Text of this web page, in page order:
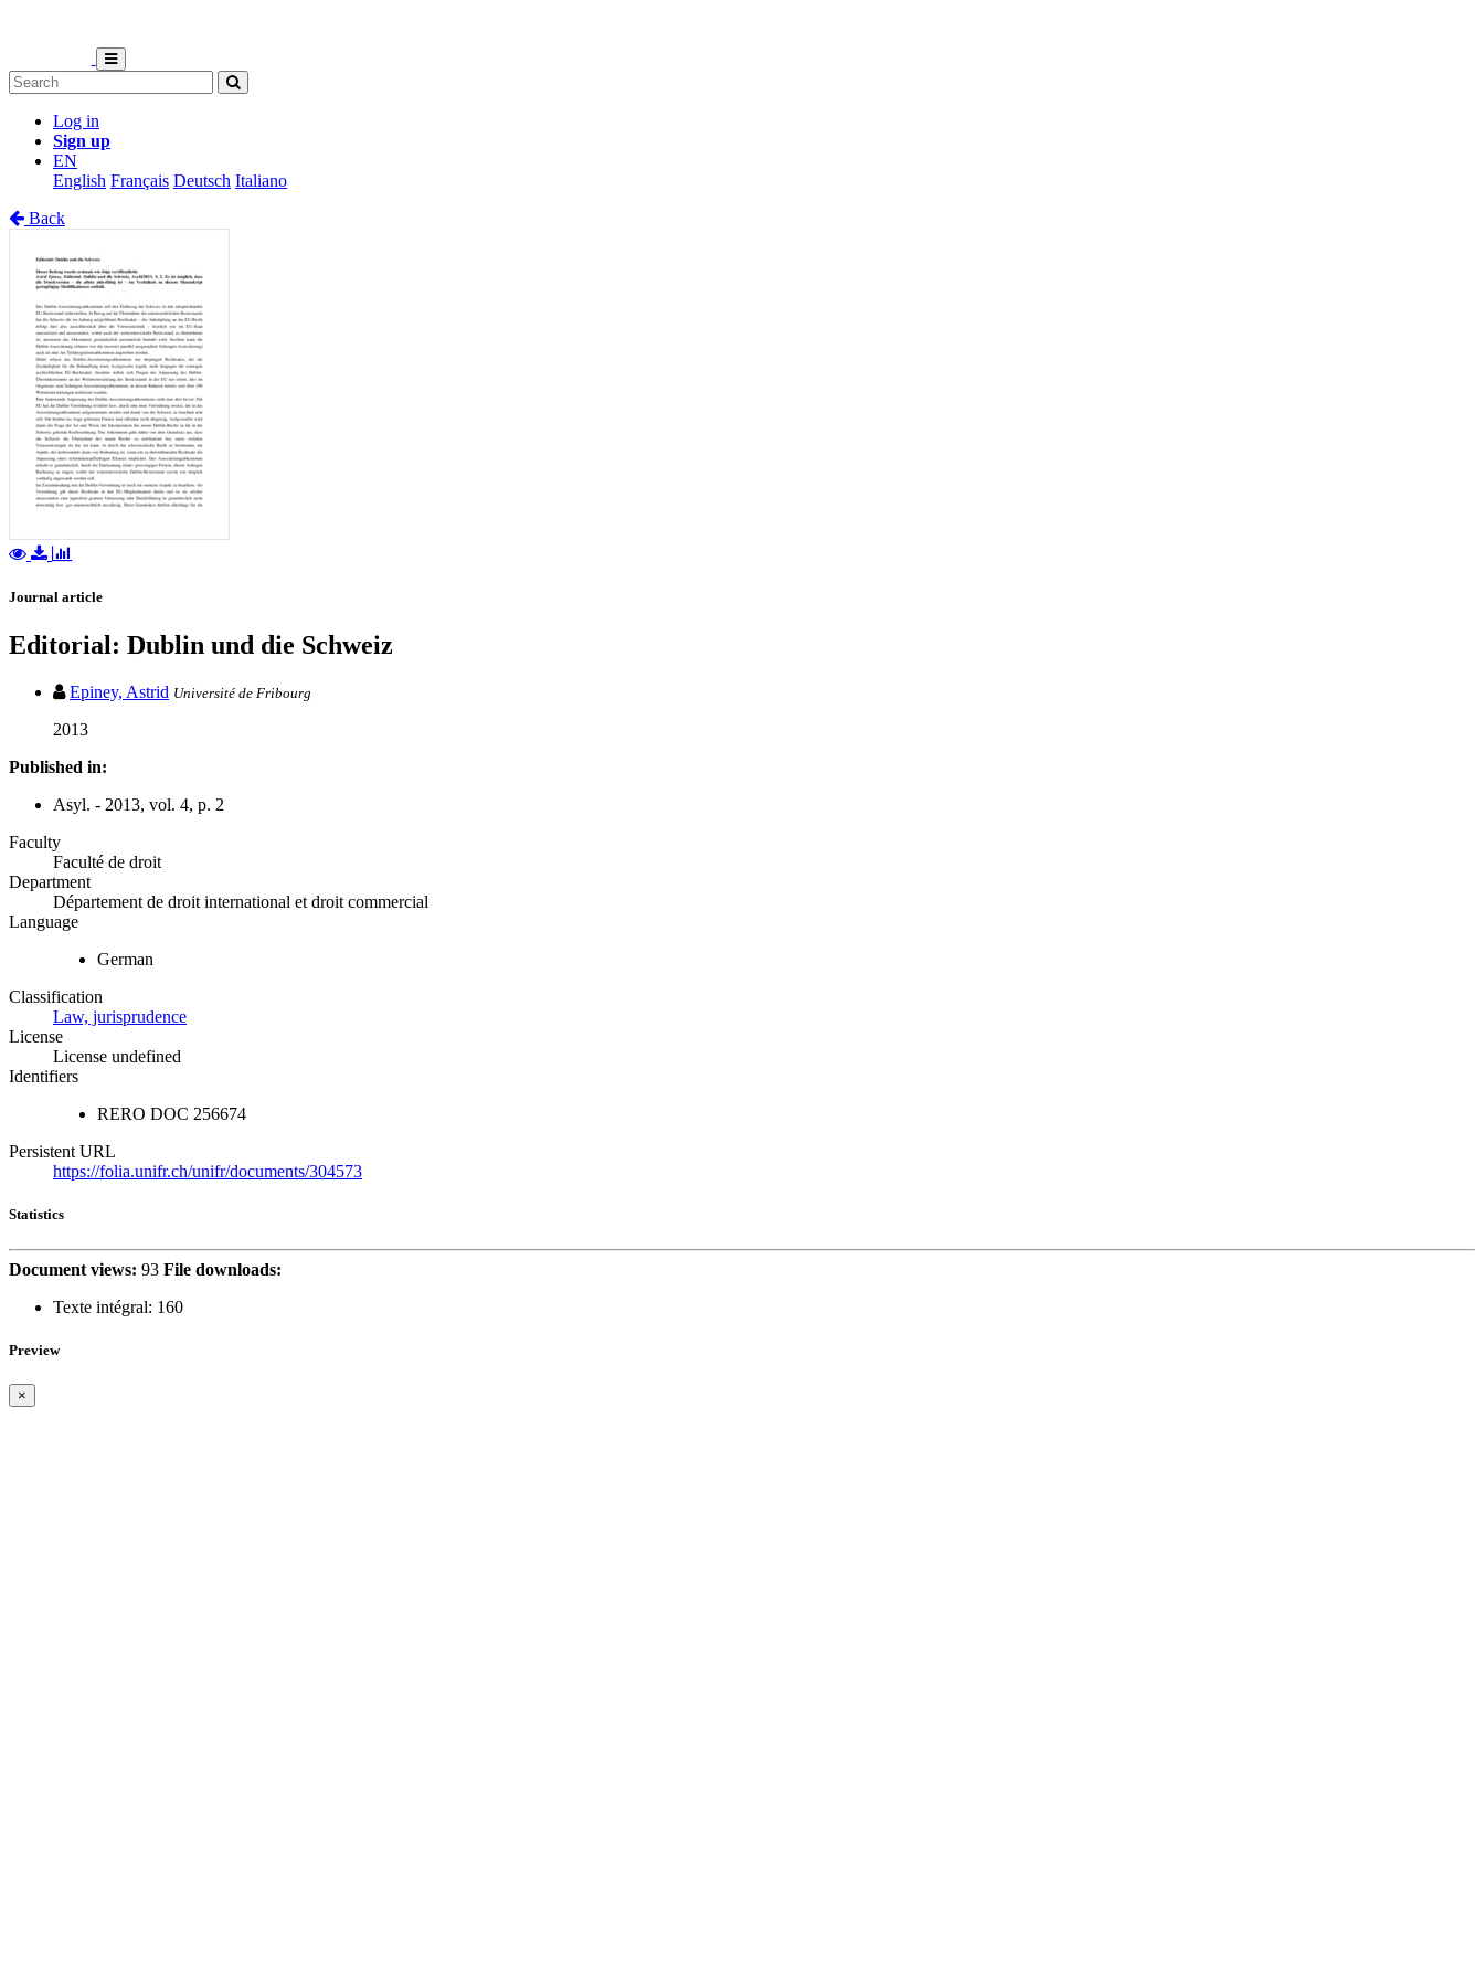
Log in
Sign up
EN
English Français Deutsch Italiano
Back
Journal article
Editorial: Dublin und die Schweiz
Epiney, Astrid Université de Fribourg
2013
Published in:
Asyl. - 2013, vol. 4, p. 2
Faculty
Faculté de droit
Department
Département de droit international et droit commercial
Language
German
Classification
Law, jurisprudence
License
License undefined
Identifiers
RERO DOC 256674
Persistent URL
https://folia.unifr.ch/unifr/documents/304573
Statistics
Document views: 93 File downloads:
Texte intégral: 160
Preview
×